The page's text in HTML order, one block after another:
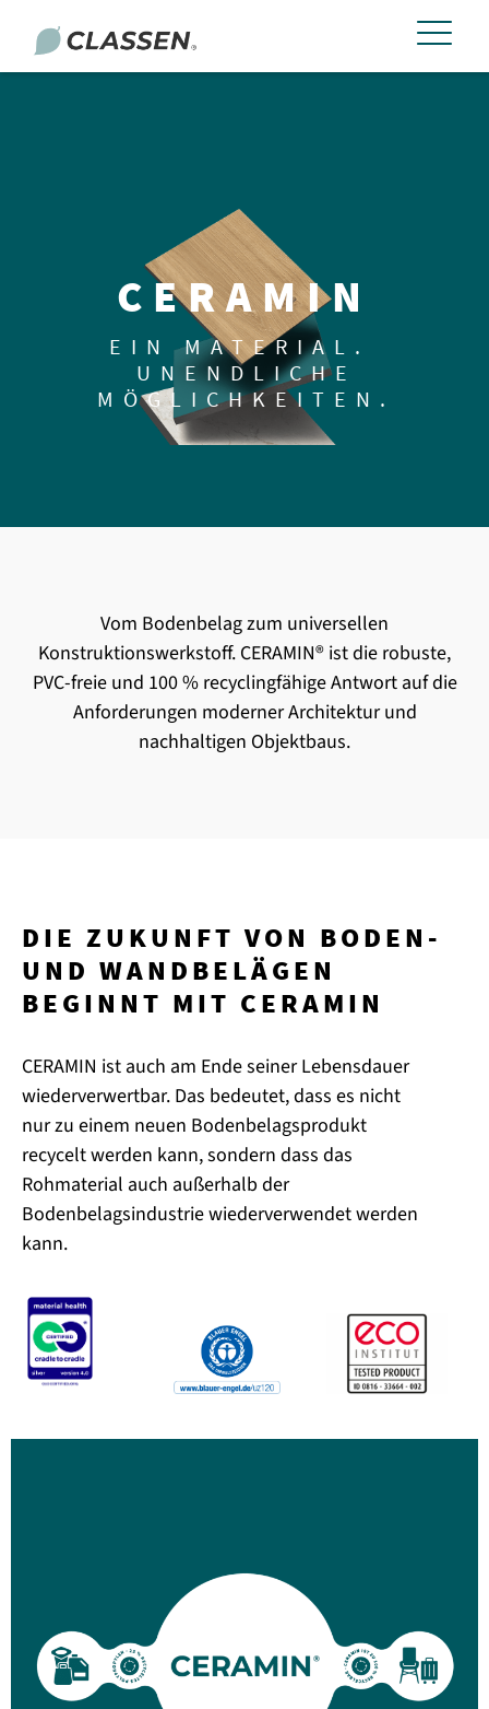
CERAMIN
EIN MATERIAL.
UNENDLICHE
MÖGLICHKEITEN.
Vom Bodenbelag zum universellen
Konstruktionswerkstoff. CERAMIN® ist die robuste,
PVC-freie und 100 % recyclingfähige Antwort auf die
Anforderungen moderner Architektur und
nachhaltigen Objektbaus.
DIE ZUKUNFT VON BODEN-
UND WANDBELÄGEN
BEGINNT MIT CERAMIN
CERAMIN ist auch am Ende seiner Lebensdauer
wiederverwertbar. Das bedeutet, dass es nicht
nur zu einem neuen Bodenbelagsprodukt
recycelt werden kann, sondern dass das
Rohmaterial auch außerhalb der
Bodenbelagsindustrie wiederverwendet werden
kann.